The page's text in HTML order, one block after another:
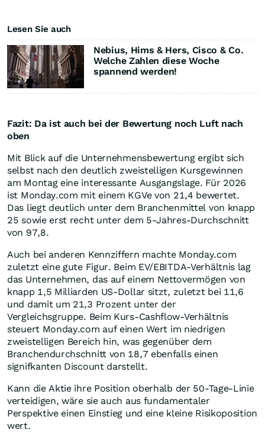
Lesen Sie auch
Nebius, Hims & Hers, Cisco & Co.
Welche Zahlen diese Woche
spannend werden!
Fazit: Da ist auch bei der Bewertung noch Luft nach
oben
Mit Blick auf die Unternehmensbewertung ergibt sich
selbst nach den deutlich zweistelligen Kursgewinnen
am Montag eine interessante Ausgangslage. Für 2026
ist Monday.com mit einem KGVe von 21,4 bewertet.
Das liegt deutlich unter dem Branchenmittel von knapp
25 sowie erst recht unter dem 5-Jahres-Durchschnitt
von 97,8.
Auch bei anderen Kennziffern machte Monday.com
zuletzt eine gute Figur. Beim EV/EBITDA-Verhältnis lag
das Unternehmen, das auf einem Nettovermögen von
knapp 1,5 Milliarden US-Dollar sitzt, zuletzt bei 11,6
und damit um 21,3 Prozent unter der
Vergleichsgruppe. Beim Kurs-Cashflow-Verhältnis
steuert Monday.com auf einen Wert im niedrigen
zweistelligen Bereich hin, was gegenüber dem
Branchendurchschnitt von 18,7 ebenfalls einen
signifkanten Discount darstellt.
Kann die Aktie ihre Position oberhalb der 50-Tage-Linie
verteidigen, wäre sie auch aus fundamentaler
Perspektive einen Einstieg und eine kleine Risikoposition
wert.